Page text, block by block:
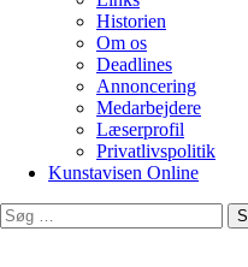
Historien
Om os
Deadlines
Annoncering
Medarbejdere
Læserprofil
Privatlivspolitik
Kunstavisen Online
Search
for: